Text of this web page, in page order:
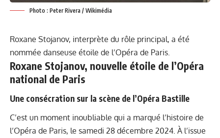
Photo : Peter Rivera / Wikimédia
Roxane Stojanov, interprète du rôle principal, a été
nommée danseuse étoile de l’Opéra de Paris.
Roxane Stojanov, nouvelle étoile de l’Opéra
national de Paris
Une consécration sur la scène de l’Opéra Bastille
C’est un moment inoubliable qui a marqué l’histoire de
l’Opéra de Paris, le samedi 28 décembre 2024. À l’issue